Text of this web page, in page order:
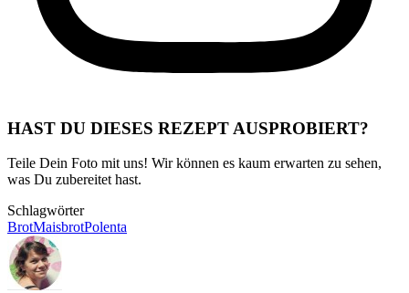
HAST DU DIESES REZEPT AUSPROBIERT?
Teile Dein Foto mit uns! Wir können es kaum erwarten zu sehen,
was Du zubereitet hast.
Schlagwörter
BrotMaisbrotPolenta